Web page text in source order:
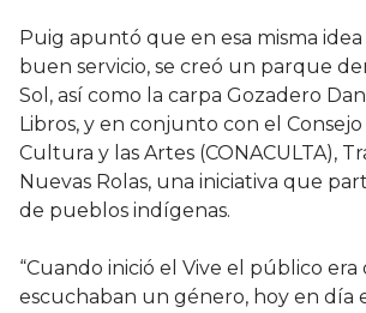
Puig apuntó que en esa misma
buen servicio, se creó un parque
Sol, así como la carpa Gozadero
Libros, y en conjunto con el
Cultura y las Artes (CONACULTA),
Nuevas Rolas, una iniciativa que
de pueblos indígenas.
“Cuando inició el Vive el público era
escuchaban un género, hoy en día